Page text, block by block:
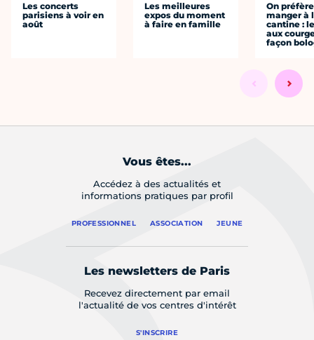
Les concerts
parisiens à voir en
août
Les meilleures
expos du moment
à faire en famille
On préfère
manger à
cantine :
aux
façon
Vous êtes...
Accédez à des actualités et
informations pratiques par profil
PROFESSIONNEL ASSOCIATION JEUNE
Les newsletters de Paris
Recevez directement par email
l'actualité de vos centres d'intérêt
S'INSCRIRE